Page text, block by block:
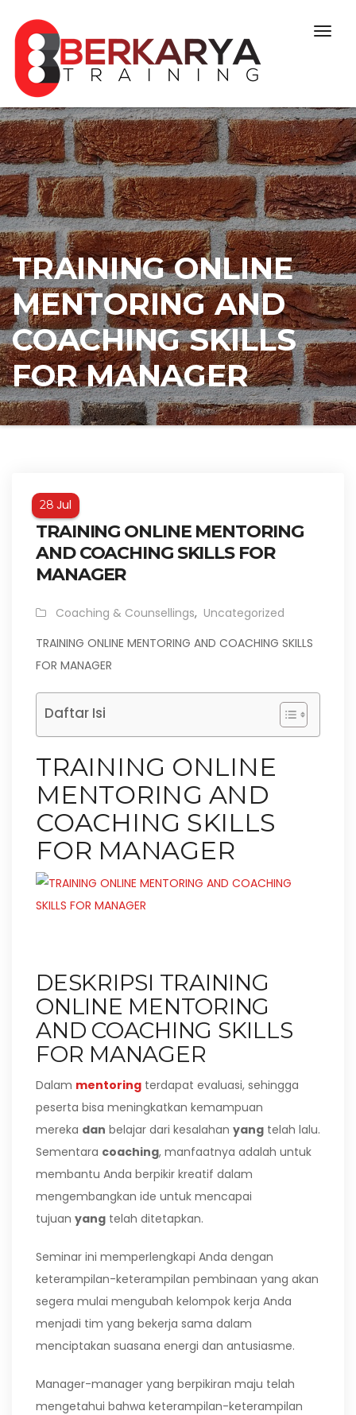
TRAINING ONLINE
MENTORING AND
COACHING SKILLS
FOR MANAGER
28Jul
TRAINING ONLINE MENTORING
AND COACHING SKILLS FOR
MANAGER
Coaching & Counsellings, Uncategorized
TRAINING ONLINE MENTORING AND COACHING SKILLS
FOR MANAGER
Daftar Isi
TRAINING ONLINE
MENTORING AND
COACHING SKILLS
FOR MANAGER
DESKRIPSI TRAINING
ONLINE MENTORING
AND COACHING SKILLS
FOR MANAGER
Dalam mentoring terdapat evaluasi, sehingga
peserta bisa meningkatkan kemampuan
mereka dan belajar dari kesalahan yang telah lalu.
Sementara coaching, manfaatnya adalah untuk
membantu Anda berpikir kreatif dalam
mengembangkan ide untuk mencapai
tujuan yang telah ditetapkan.
Seminar ini memperlengkapi Anda dengan
keterampilan-keterampilan pembinaan yang akan
segera mulai mengubah kelompok kerja Anda
menjadi tim yang bekerja sama dalam
menciptakan suasana energi dan antusiasme.
Manager-manager yang berpikiran maju telah
mengetahui bahwa keterampilan-keterampilan